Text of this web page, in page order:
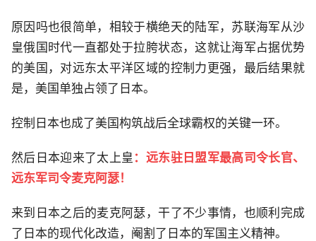
原因吗也很简单，相较于横绝天的陆军，苏联海军从沙
皇俄国时代一直都处于拉胯状态，这就让海军占据优势
的美国，对远东太平洋区域的控制力更强，最后结果就
是，美国单独占领了日本。
控制日本也成了美国构筑战后全球霸权的关键一环。
然后日本迎来了太上皇 ：远东驻日盟军最高司令长官、
远东军司令麦克阿瑟！
来到日本之后的麦克阿瑟，干了不少事情，也顺利完成
了日本的现代化改造，阉割了日本的军国主义精神。